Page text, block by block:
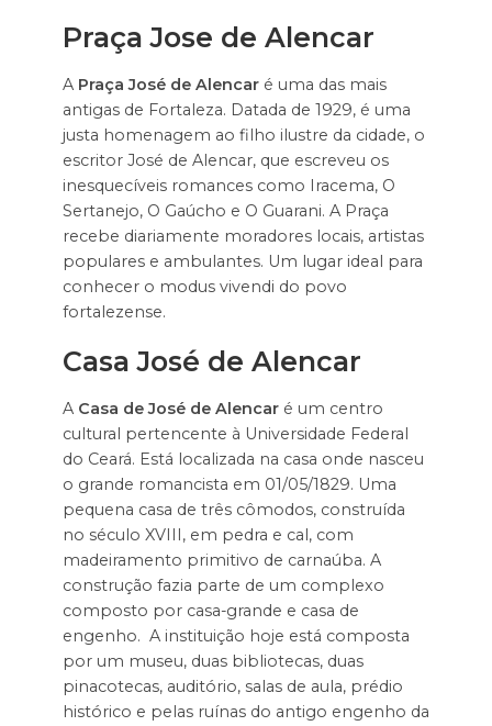
Praça Jose de Alencar
A Praça José de Alencaré uma das mais
antigas de Fortaleza. Datada de 1929, é uma
justa homenagem ao filho ilustre da cidade, o
escritor José de Alencar, que escreveu os
inesquecíveis romances como Iracema, O
Sertanejo, O Gaúcho e O Guarani. A Praça
recebe diariamente moradores locais, artistas
populares e ambulantes. Um lugar ideal para
conhecer o modus vivendi do povo
fortalezense.
Casa José de Alencar
A Casa de José de Alencaré um centro
cultural pertencente à Universidade Federal
do Ceará. Está localizada na casa onde nasceu
o grande romancista em 01/05/1829. Uma
pequena casa de três cômodos, construída
no século XVIII, em pedra e cal, com
madeiramento primitivo de carnaúba. A
construção fazia parte de um complexo
composto por casa-grande e casa de
engenho. A instituição hoje está composta
por um museu, duas bibliotecas, duas
pinacotecas, auditório, salas de aula, prédio
histórico e pelas ruínas do antigo engenho da